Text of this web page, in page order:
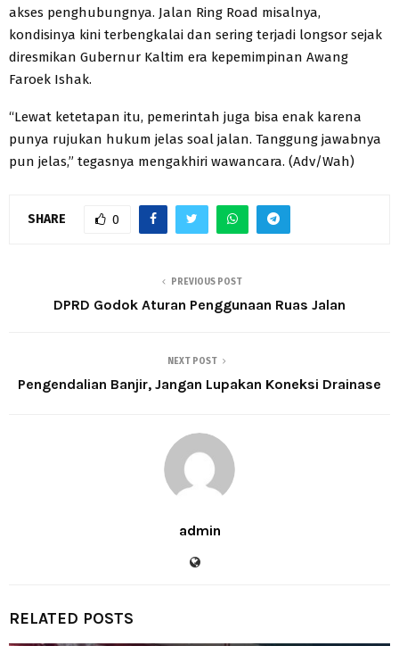
akses penghubungnya. Jalan Ring Road misalnya,
kondisinya kini terbengkalai dan sering terjadi longsor sejak
diresmikan Gubernur Kaltim era kepemimpinan Awang
Faroek Ishak.
“Lewat ketetapan itu, pemerintah juga bisa enak karena
punya rujukan hukum jelas soal jalan. Tanggung jawabnya
pun jelas,” tegasnya mengakhiri wawancara. (Adv/Wah)
SHARE 0
PREVIOUS POST
DPRD Godok Aturan Penggunaan Ruas Jalan
NEXT POST
Pengendalian Banjir, Jangan Lupakan Koneksi Drainase
admin
RELATED POSTS